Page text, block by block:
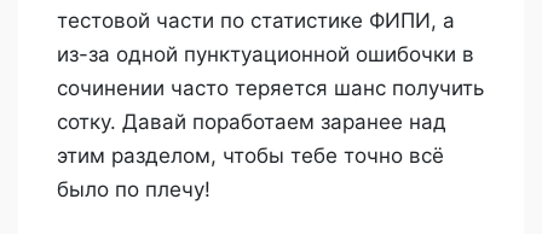
тестовой части по статистике ФИПИ, а
из-за одной пунктуационной ошибочки в
сочинении часто теряется шанс получить
сотку. Давай поработаем заранее над
этим разделом, чтобы тебе точно всё
было по плечу!